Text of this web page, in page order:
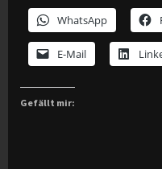
WhatsApp
E-Mail
Gefällt mir: